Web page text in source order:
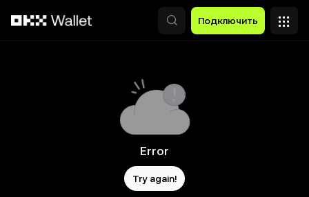
Подключить
Error
Try again!